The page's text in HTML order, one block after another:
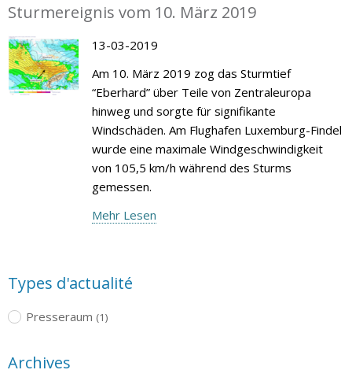
Sturmereignis vom 10. März 2019
13-03-2019
Am 10. März 2019 zog das Sturmtief
“Eberhard” über Teile von Zentraleuropa
hinweg und sorgte für signifikante
Windschäden. Am Flughafen Luxemburg-Findel
wurde eine maximale Windgeschwindigkeit
von 105,5 km/h während des Sturms
gemessen.
Mehr Lesen
Types d'actualité
Presseraum (1)
Archives